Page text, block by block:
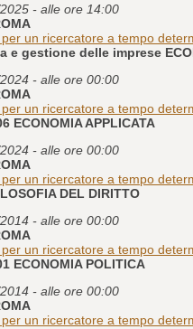
- alle ore 14:00
un ricercatore a tempo
e gestione delle imprese
- alle ore 00:00
un ricercatore a tempo
ECONOMIA APPLICATA
- alle ore 00:00
un ricercatore a tempo
DEL DIRITTO
- alle ore 00:00
un ricercatore a tempo
ECONOMIA POLITICA
- alle ore 00:00
un ricercatore a tempo